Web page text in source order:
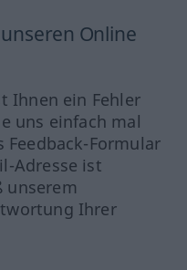
Online
Ihnen ein Fehler
uns einfach mal
Feedback-Formular
Adresse ist
unserem
Ihrer